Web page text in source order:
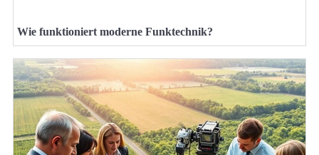
Wie funktioniert moderne Funktechnik?